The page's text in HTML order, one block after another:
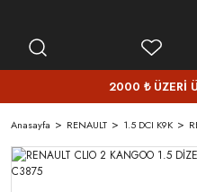
2000 ₺ ÜZERİ
Anasayfa RENAULT 1.5 DCI K9K